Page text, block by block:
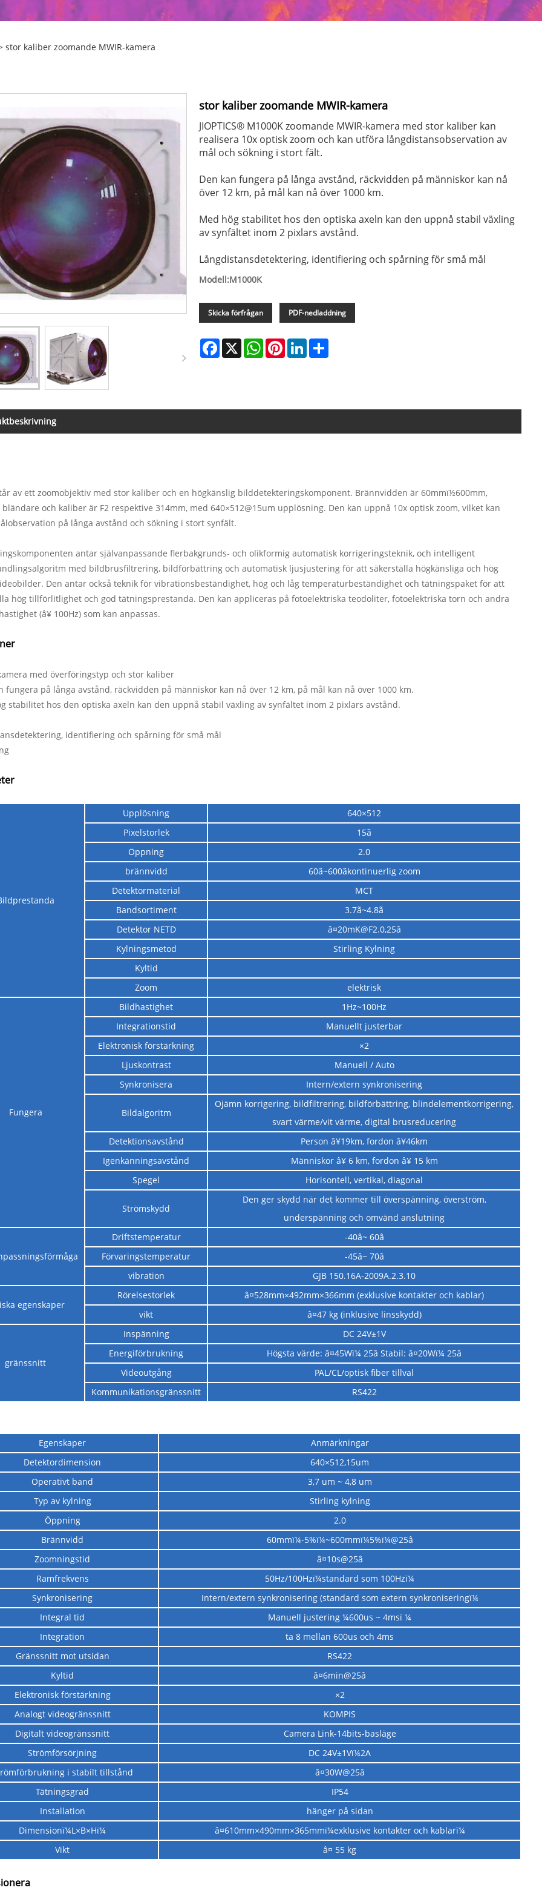
stor kaliber zoomande MWIR-kamera
stor kaliber zoomande MWIR-kamera
JIOPTICS® M1000K zoomande MWIR-kamera med stor kaliber kan
realisera 10x optisk zoom och kan utföra långdistansobservation av
mål och sökning i stort fält.
Den kan fungera på långa avstånd, räckvidden på människor kan nå
över 12 km, på mål kan nå över 1000 km.
Med hög stabilitet hos den optiska axeln kan den uppnå stabil växling
av synfältet inom 2 pixlars avstånd.
Långdistansdetektering, identifiering och spårning för små mål
Modell:M1000K
Skicka förfrågan PDF-nedladdning
Facebook
X WhatsApp
PinterestLinkedIn
av ett zoomobjektiv med stor kaliber och en högkänslig bilddetekteringskomponent. Brännvidden är 60mmï½600mm,
och kaliber är F2 respektive 314mm, med 640×512@15um upplösning. Den kan uppnå 10x optisk zoom, vilket kan
på långa avstånd och sökning i stort synfält.
antar självanpassande flerbakgrunds- och olikformig automatisk korrigeringsteknik, och intelligent
med bildbrusfiltrering, bildförbättring och automatisk ljusjustering för att säkerställa högkänsliga och hög
Den antar också teknik för vibrationsbeständighet, hög och låg temperaturbeständighet och tätningspaket för att
hög tillförlitlighet och god tätningsprestanda. Den kan appliceras på fotoelektriska teodoliter, fotoelektriska torn och andra
(â¥ 100Hz) som kan anpassas.
med överföringstyp och stor kaliber
fungera på långa avstånd, räckvidden på människor kan nå över 12 km, på mål kan nå över 1000 km.
stabilitet hos den optiska axeln kan den uppnå stabil växling av synfältet inom 2 pixlars avstånd.
identifiering och spårning för små mål
Upplösning
640×512
Pixelstorlek
15ã
Öppning
2.0
brännvidd
60ã~600ãkontinuerlig zoom
Detektormaterial
MCT
Bandsortiment
3.7ã~4.8ã
Detektor NETD
â¤20mK@F2.0,25â
Kylningsmetod
Stirling Kylning
Kyltid
Zoom
elektrisk
Fungera
Bildhastighet
1Hz~100Hz
Integrationstid
Manuellt justerbar
Elektronisk förstärkning
×2
Ljuskontrast
Manuell / Auto
Synkronisera
Intern/extern synkronisering
Bildalgoritm
Ojämn korrigering, bildfiltrering, bildförbättring, blindelementkorrigering,
svart värme/vit värme, digital brusreducering
Detektionsavstånd
Person â¥19km, fordon â¥46km
Igenkänningsavstånd
Människor â¥ 6 km, fordon â¥ 15 km
Spegel
Horisontell, vertikal, diagonal
Strömskydd
Den ger skydd när det kommer till överspänning, överström,
underspänning och omvänd anslutning
Driftstemperatur
-40â~ 60â
Förvaringstemperatur
-45â~ 70â
vibration
GJB 150.16A-2009A.2.3.10
egenskaper
Rörelsestorlek
â¤528mm×492mm×366mm (exklusive kontakter och kablar)
vikt
â¤47 kg (inklusive linsskydd)
gränssnitt
Inspänning
DC 24V±1V
Energiförbrukning
Högsta värde: â¤45Wï¼ 25â Stabil: â¤20Wï¼ 25â
Videoutgång
PAL/CL/optisk fiber tillval
Kommunikationsgränssnitt
RS422
Egenskaper
Anmärkningar
Detektordimension
640×512,15um
Operativt band
3,7 um ~ 4,8 um
Typ av kylning
Stirling kylning
Öppning
2.0
Brännvidd
60mmï¼-5%ï¼~600mmï¼5%ï¼@25â
Zoomningstid
â¤10s@25â
Ramfrekvens
50Hz/100Hzï¼standard som 100Hzï¼
Synkronisering
Intern/extern synkronisering (standard som extern synkroniseringï¼
Integral tid
Manuell justering ¼600us ~ 4msï ¼
Integration
ta 8 mellan 600us och 4ms
Gränssnitt mot utsidan
RS422
Kyltid
â¤6min@25â
Elektronisk förstärkning
×2
Analogt videogränssnitt
KOMPIS
Digitalt videogränssnitt
Camera Link-14bits-basläge
Strömförsörjning
DC 24V±1Vï¼2A
i stabilt tillstånd
â¤30W@25â
Tätningsgrad
IP54
Installation
hänger på sidan
Dimensionï¼L×B×Hï¼
â¤610mm×490mm×365mmï¼exklusive kontakter och kablarï¼
Vikt
â¤ 55 kg